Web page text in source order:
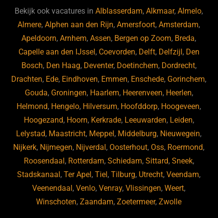
b
o
o
k
ky dI
n
Bekijk ook vacatures inAlblasserdam,Alkmaar,Almelo,
Almere,Alphen aan den Rijn,Amersfoort,Amsterdam,
Apeldoorn,Arnhem,Assen, Bergen op Zoom, Breda,
Capelle aan den IJssel , Coevorden, Delft, Delfzijl , Den
Bosch, Den Haag, Deventer, Doetinchem, Dordrecht,
Drachten, Ede, Eindhoven, Emmen, Enschede, Gorinchem,
Gouda, Groningen, Haarlem, Heerenveen, Heerlen,
Helmond, Hengelo, Hilversum, Hoofddorp, Hoogeveen,
Hoogezand, Hoorn, Kerkrade, Leeuwarden, Leiden,
Lelystad, Maastricht, Meppel , Middelburg, Nieuwegein,
Nijkerk, Nijmegen, Nijverdal , Oosterhout, Oss, Roermond,
Roosendaal , Rotterdam, Schiedam, Sittard, Sneek,
Stadskanaal ,Ter Apel ,Tiel ,Tilburg, Utrecht,Veendam,
Veenendaal ,Venlo,Venray,Vlissingen,Weert,
Winschoten,Zaandam,Zoetermeer,Zwolle